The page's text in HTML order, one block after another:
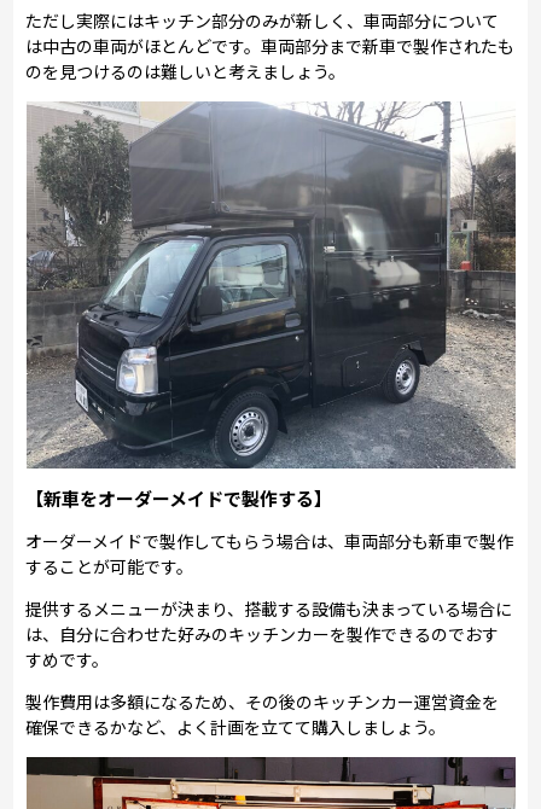
ただし実際にはキッチン部分のみが新しく、車両部分について
は中古の車両がほとんどです。車両部分まで新車で製作されたも
のを見つけるのは難しいと考えましょう。
【新車をオーダーメイドで製作する】
オーダーメイドで製作してもらう場合は、車両部分も新車で製作
することが可能です。
提供するメニューが決まり、搭載する設備も決まっている場合に
は、自分に合わせた好みのキッチンカーを製作できるのでおす
すめです。
製作費用は多額になるため、その後のキッチンカー運営資金を
確保できるかなど、よく計画を立てて購入しましょう。